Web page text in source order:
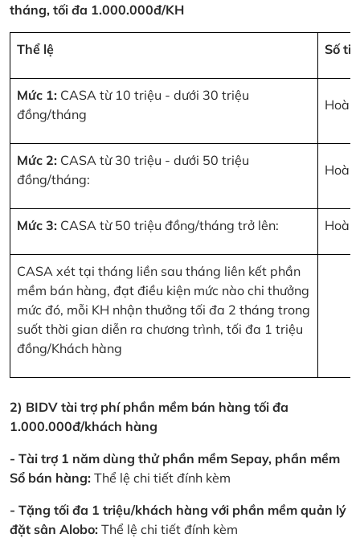
tháng, tối đa 1.000.000đ/KH
Thể lệ Số
Mức 1: CASA từ 10 triệu - dưới 30 triệu
đồng/tháng
Mức 2: CASA từ 30 triệu - dưới 50 triệu
đồng/tháng:
Mức 3: CASA từ 50 triệu đồng/tháng trở lên:
CASA xét tại tháng liền sau tháng liên kết phần
mềm bán hàng, đạt điều kiện mức nào chi thưởng
mức đó, mỗi KH nhận thưởng tối đa 2 tháng trong
suốt thời gian diễn ra chương trình, tối đa 1 triệu
đồng/Khách hàng
2) BIDV tài trợ phí phần mềm bán hàng tối đa
1.000.000đ/khách hàng
- Tài trợ 1 năm dùng thử phần mềm Sepay, phần mềm
Sổ bán hàng: Thể lệ chi tiết đính kèm
- Tặng tối đa 1 triệu/khách hàng với phần mềm quản lý
đặt sân Alobo: Thể lệ chi tiết đính kèm